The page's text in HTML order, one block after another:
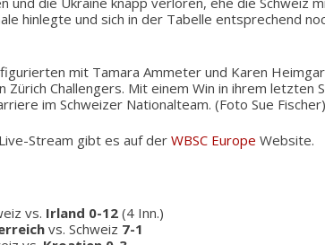
hinlegte und sich in der Tabelle entsprechend
mit Tamara Ammeter und Karen
Challengers. Mit einem Win in ihrem letzten
im Schweizer Nationalteam. (Foto Sue Fischer)
Stream gibt es auf derWBSC Europe Website.
vs. Irland 0-12 (4 Inn.)
vs. Schweiz 7-1